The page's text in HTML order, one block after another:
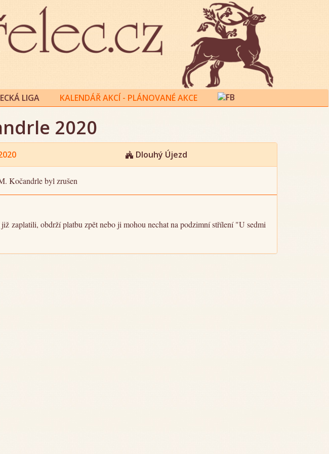
LIGA KALENDÁŘ AKCÍ - PLÁNOVANÉ AKCE
2020
Dlouhý Újezd
Kočandrle byl zrušen
zaplatili, obdrží platbu zpět nebo ji mohou nechat na podzimní střílení "U sedmi